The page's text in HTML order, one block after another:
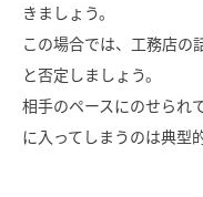
きましょう。
この場合では、工務店の
と否定しましょう。
相手のペースにのせられ
に入ってしまうのは典型